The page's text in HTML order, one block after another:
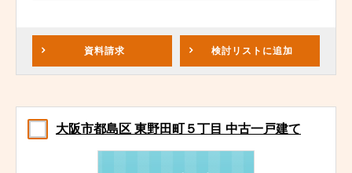
資料請求 検討リスト に追加
大阪市都島区 東野田町５丁目 中古一戸建て